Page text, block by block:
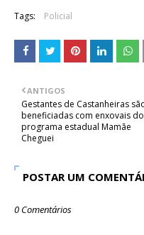
Tags: Policial
ANTIGOS
Gestantes de Castanheiras
beneficiadas com enxovais do
programa estadual Mamãe
Cheguei
POSTAR UM
0 Comentários